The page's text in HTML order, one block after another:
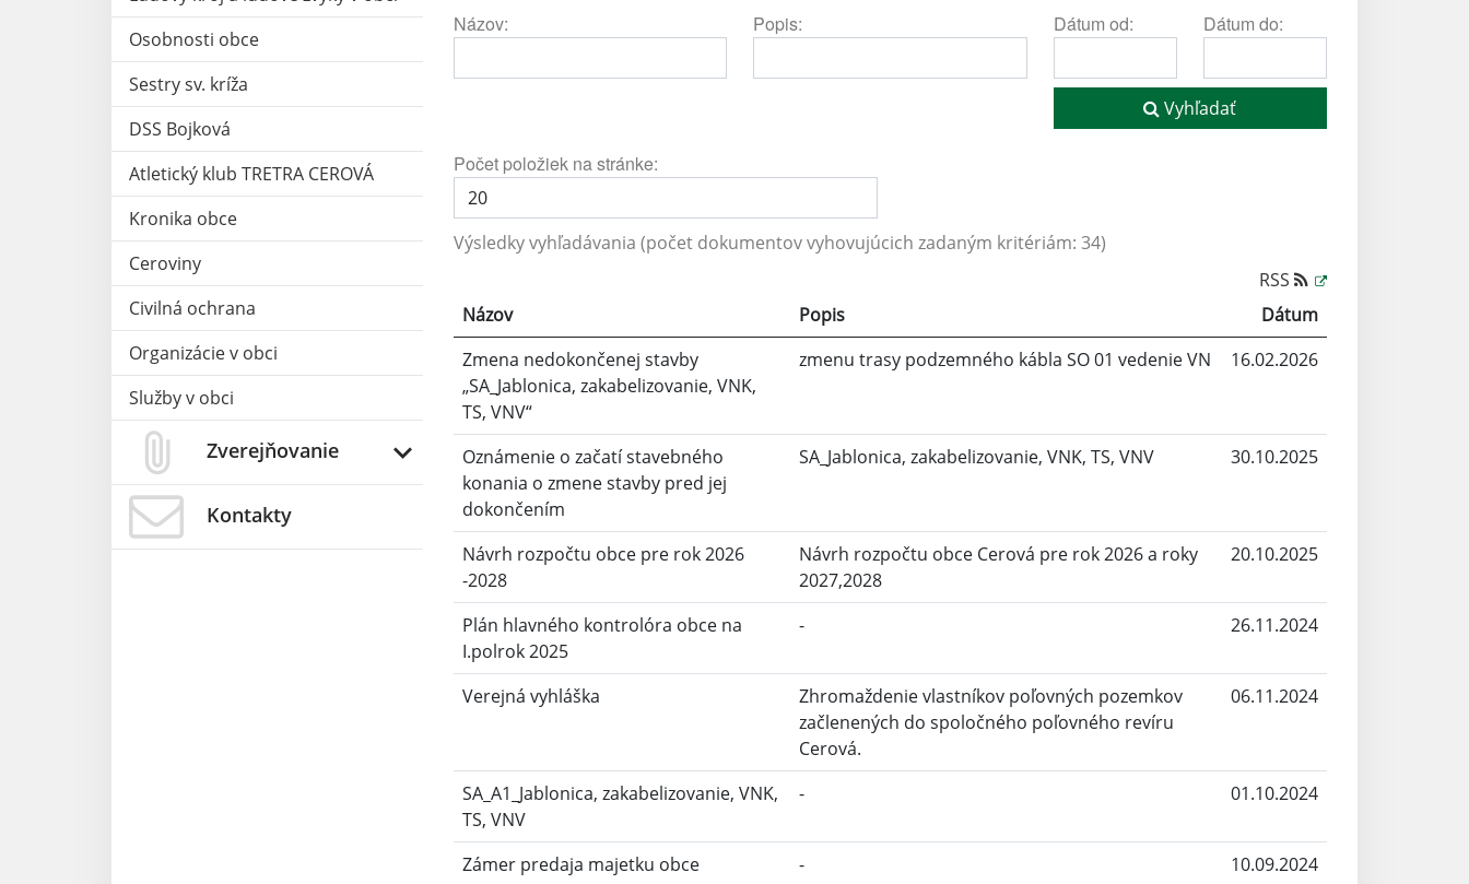
Osobnosti obce
Sestry sv. kríža
DSS Bojková
Atletický klub TRETRA CEROVÁ
Kronika obce
Ceroviny
Civilná ochrana
Organizácie v obci
Služby v obci
Zverejňovanie
Kontakty
Názov: Popis: Dátum od: Dátum do:
Vyhľadať
Počet položiek na stránke:
Výsledky vyhľadávania (počet dokumentov vyhovujúcich zadaným kritériám: 34)
RSS
Názov
Popis
Dátum
Zmena nedokončenej stavby
„SA_Jablonica, zakabelizovanie, VNK,
TS, VNV“
zmenu trasy podzemného kábla SO 01 vedenie VN 16.02.2026
Oznámenie o začatí stavebného
konania o zmene stavby pred jej
dokončením
SA_Jablonica, zakabelizovanie, VNK, TS, VNV 30.10.2025
Návrh rozpočtu obce pre rok 2026
-2028
Návrh rozpočtu obce Cerová pre rok 2026 a roky
2027,2028
20.10.2025
Plán hlavného kontrolóra obce na
I.polrok 2025
- 26.11.2024
Verejná vyhláška
Zhromaždenie vlastníkov poľovných pozemkov
začlenených do spoločného poľovného revíru
Cerová.
06.11.2024
SA_A1_Jablonica, zakabelizovanie, VNK,
TS, VNV
- 01.10.2024
Zámer predaja majetku obce -
10.09.2024